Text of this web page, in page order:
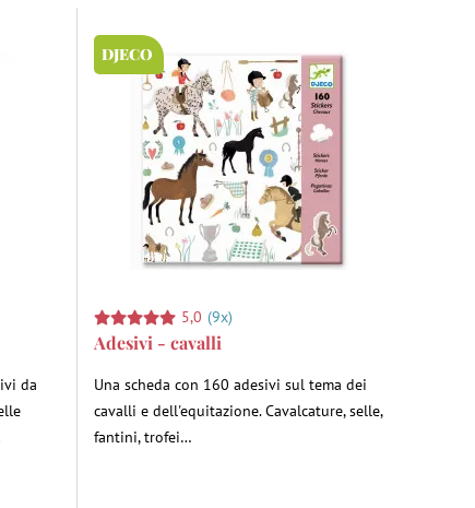
da
DJECO
5,0 (9x)
Adesivi - cavalli
Una scheda con 160 adesivi sul tema dei
cavalli e dell'equitazione. Cavalcature, selle,
fantini, trofei…